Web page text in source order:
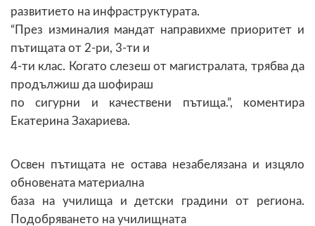
развитието на инфраструктурата.
“През изминалия мандат направихме приоритет и
пътищата от 2-ри, 3-ти и
4-ти клас. Когато слезеш от магистралата, трябва да
продължиш да шофираш
по сигурни и качествени пътища.”, коментира
Екатерина Захариева.
Освен пътищата не остава незабелязана и изцяло
обновената материална
база на училища и детски градини от региона.
Подобряването на училищната